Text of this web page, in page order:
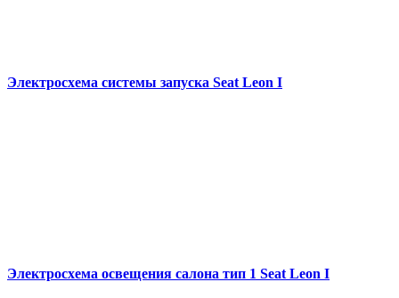
Электросхема системы запуска Seat Leon I
Электросхема освещения салона тип 1 Seat Leon I